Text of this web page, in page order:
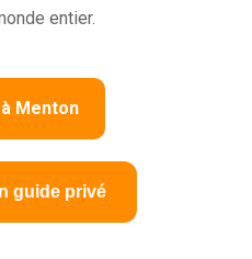
entier.
Menton
guide privé